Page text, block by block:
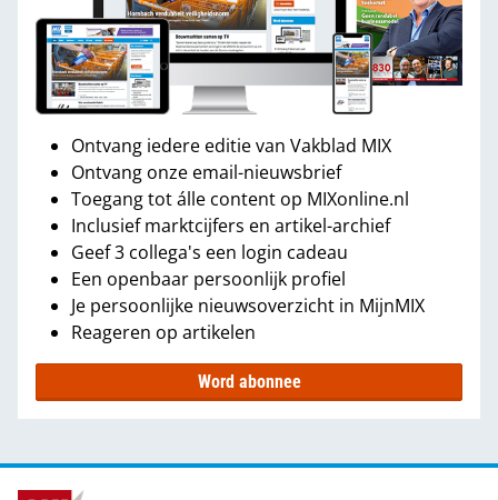
Ontvang iedere editie van Vakblad MIX
Ontvang onze email-nieuwsbrief
Toegang tot álle content op MIXonline.nl
Inclusief marktcijfers en artikel-archief
Geef 3 collega's een login cadeau
Een openbaar persoonlijk profiel
Je persoonlijke nieuwsoverzicht in MijnMIX
Reageren op artikelen
Word abonnee